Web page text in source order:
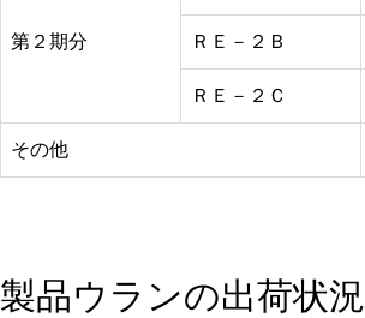
第２期分 ＲＥ－２Ｂ
ＲＥ－２Ｃ
その他
製品ウランの出荷状況